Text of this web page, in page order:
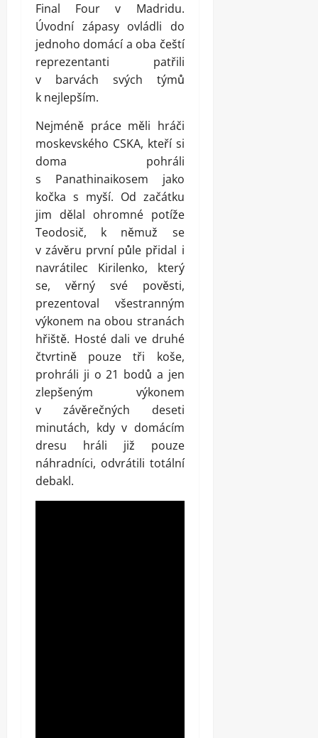
Final Four v Madridu.
Úvodní zápasy ovládli do
jednoho domácí a oba čeští
reprezentanti patřili
v barvách svých týmů
k nejlepším.
Nejméně práce měli hráči
moskevského CSKA, kteří si
doma pohráli
s Panathinaikosem jako
kočka s myší. Od začátku
jim dělal ohromné potíže
Teodosič, k němuž se
v závěru první půle přidal i
navrátilec Kirilenko, který
se, věrný své pověsti,
prezentoval všestranným
výkonem na obou stranách
hřiště. Hosté dali ve druhé
čtvrtině pouze tři koše,
prohráli ji o 21 bodů a jen
zlepšeným výkonem
v závěrečných deseti
minutách, kdy v domácím
dresu hráli již pouze
náhradníci, odvrátili totální
debakl.